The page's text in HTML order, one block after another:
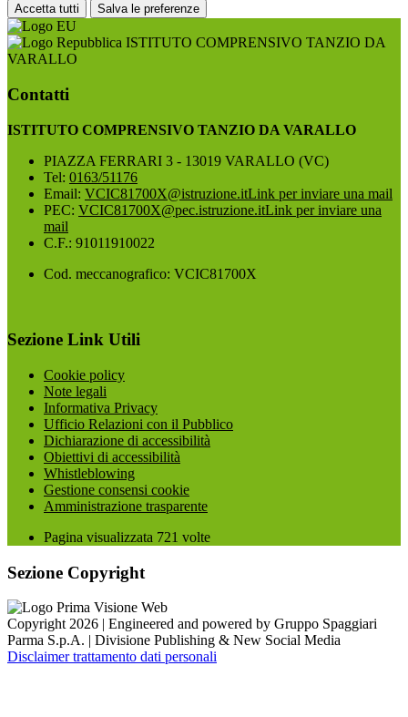
Accetta tutti Salva le preferenze
ISTITUTO COMPRENSIVO TANZIO DA
VARALLO
Contatti
ISTITUTO COMPRENSIVO TANZIO DA VARALLO
PIAZZA FERRARI 3 - 13019 VARALLO (VC)
Tel: 0163/51176
Email: VCIC81700X@istruzione.itLink per inviare una mail
PEC: VCIC81700X@pec.istruzione.itLink per inviare una
mail
C.F.: 91011910022
Cod. meccanografico: VCIC81700X
Sezione Link Utili
Cookie policy
Note legali
Informativa Privacy
Ufficio Relazioni con il Pubblico
Dichiarazione di accessibilità
Obiettivi di accessibilità
Whistleblowing
Gestione consensi cookie
Amministrazione trasparente
Pagina visualizzata 721 volte
Sezione Copyright
Copyright 2026 | Engineered and powered by Gruppo Spaggiari
Parma S.p.A. | Divisione Publishing & New Social Media
Disclaimer trattamento dati personali